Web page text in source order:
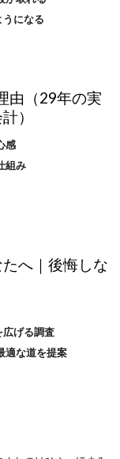
うになる
由（29年の実
）
感
組み
へ｜後悔しな
広げる調査
適な道を提案